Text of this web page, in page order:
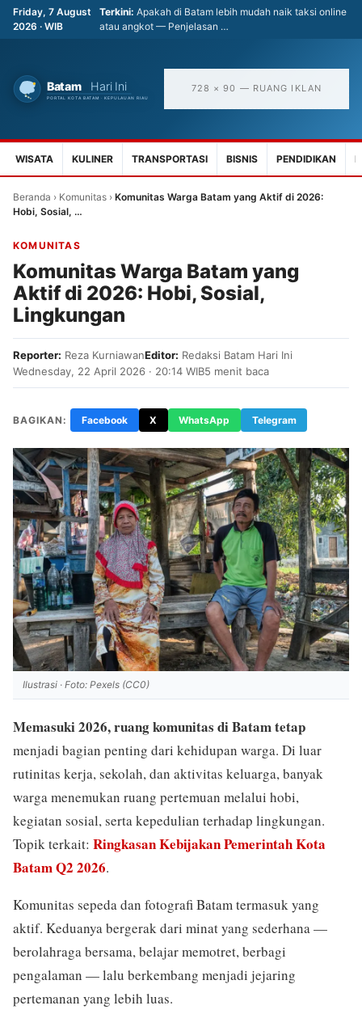
Friday, 7 August
2026 · WIB
Terkini: Apakah di Batam lebih mudah naik taksi online
atau angkot — Penjelasan …
728 × 90 — RUANG IKLAN
WISATA KULINER TRANSPORTASI BISNIS PENDIDIKAN
Beranda › Komunitas › Komunitas Warga Batam yang Aktif di 2026:
Hobi, Sosial, …
KOMUNITAS
Komunitas Warga Batam yang
Aktif di 2026: Hobi, Sosial,
Lingkungan
Reporter: Reza KurniawanEditor: Redaksi Batam Hari Ini
Wednesday, 22 April 2026 · 20:14 WIB5 menit baca
BAGIKAN: Facebook X WhatsApp Telegram
Ilustrasi · Foto: Pexels (CC0)
Memasuki 2026, ruang komunitas di Batam tetap
menjadi bagian penting dari kehidupan warga. Di luar
rutinitas kerja, sekolah, dan aktivitas keluarga, banyak
warga menemukan ruang pertemuan melalui hobi,
kegiatan sosial, serta kepedulian terhadap lingkungan.
Topik terkait: Ringkasan Kebijakan Pemerintah Kota
Batam Q2 2026.
Komunitas sepeda dan fotografi Batam termasuk yang
aktif. Keduanya bergerak dari minat yang sederhana —
berolahraga bersama, belajar memotret, berbagi
pengalaman — lalu berkembang menjadi jejaring
pertemanan yang lebih luas.